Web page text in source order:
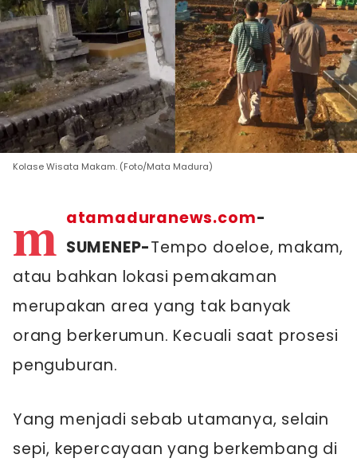
Kolase Wisata Makam. (Foto/Mata Madura)
m atamaduranews.com-
SUMENEP-Tempo doeloe, makam,
atau bahkan lokasi pemakaman
merupakan area yang tak banyak
orang berkerumun. Kecuali saat prosesi
penguburan.
Yang menjadi sebab utamanya, selain
sepi, kepercayaan yang berkembang di